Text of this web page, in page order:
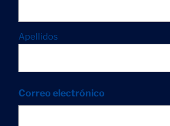
Apellidos
Correo electrónico